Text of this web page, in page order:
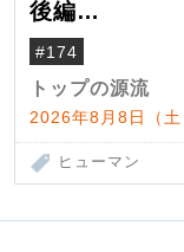
後編
米国駐在でも
んだ父母
#174
トップの源流
2026年8月8日（
ヒューマン